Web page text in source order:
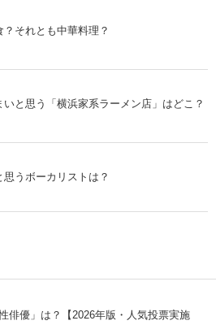
それとも中華料理？
と思う「横浜家系ラーメン店」はどこ？
うボーカリストは？
俳優」は？【2026年版・人気投票実施